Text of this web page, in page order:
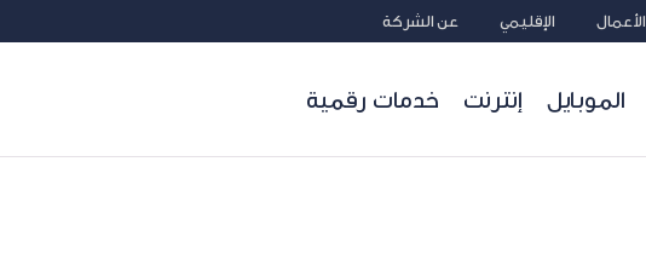
الموبايل إنترنت خدمات رقمية
الأعمال الإقليمي عن الشركة